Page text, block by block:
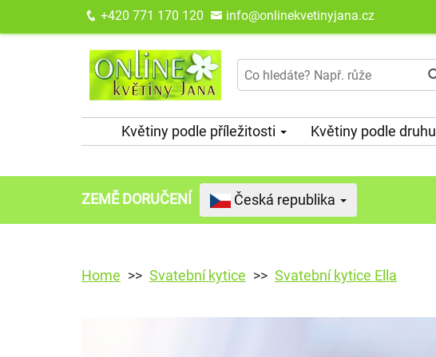
+420 771 170 120 info@onlinekvetinyjana.cz
Květiny podle příležitosti Květiny podle druhu
ZEMĚ DORUČENÍ Česká republika
Home Svatební kytice Svatební kytice Ella